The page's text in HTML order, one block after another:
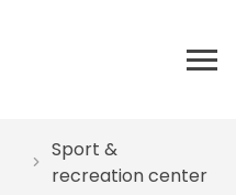
Sport &
recreation center